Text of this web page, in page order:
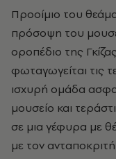
Προοίμιο του
πρόσοψη του
οροπέδιο της
φωταγωγείται τις
ισχυρή ομάδα
μουσείο και
σε μια γέφυρα με
με τον